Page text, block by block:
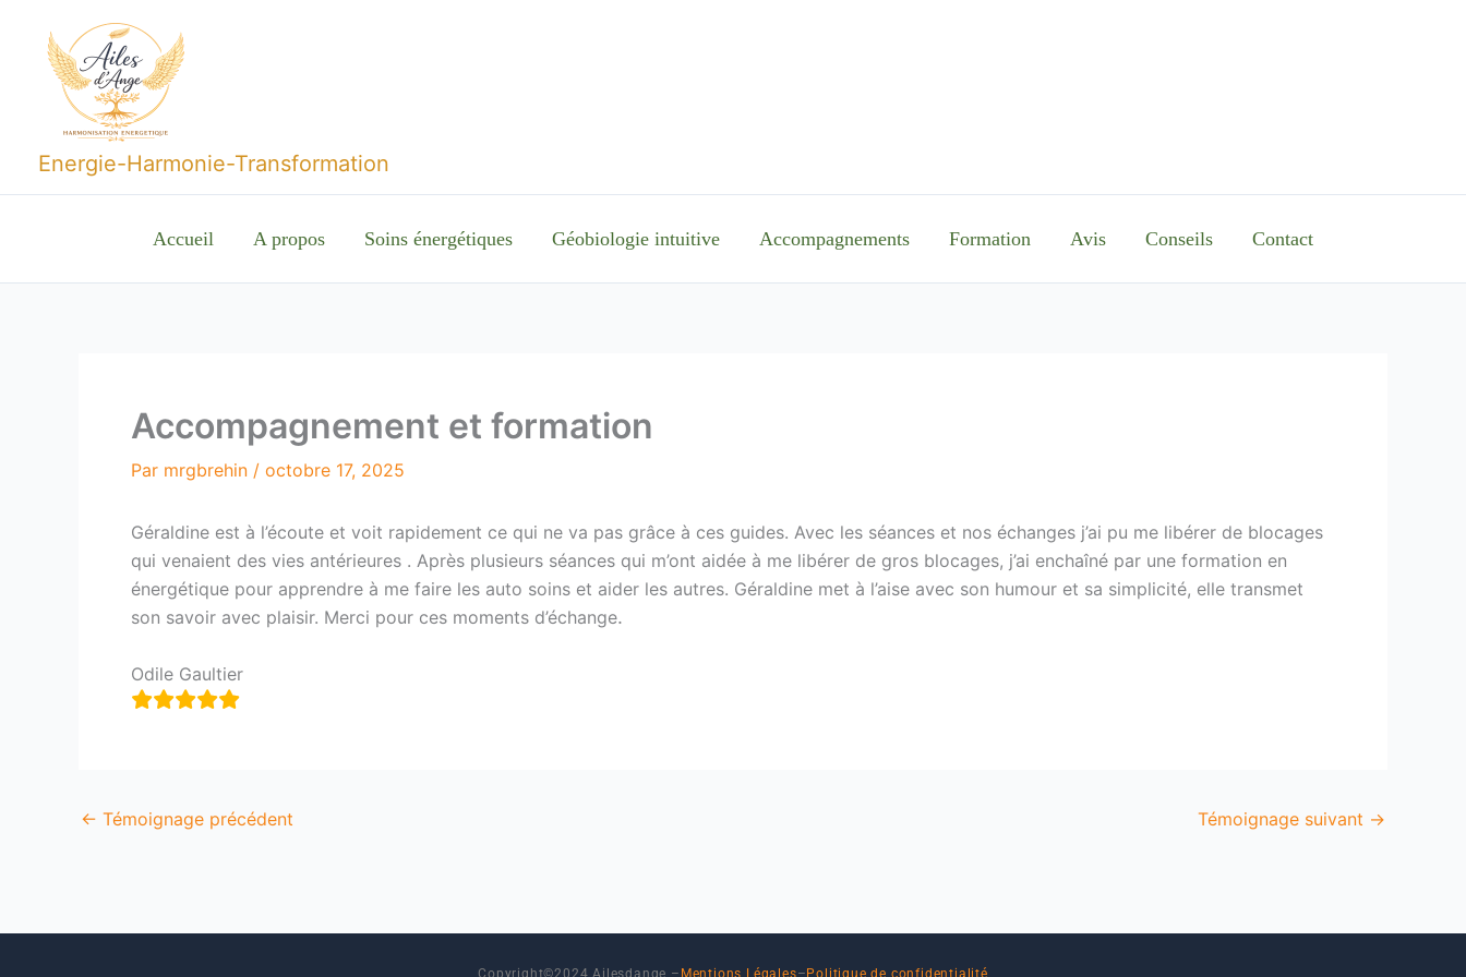
contenu
Energie-Harmonie-Transformation
Accueil A propos Soins énergétiques Géobiologie intuitive Accompagnements Formation Avis Conseils Contact
Accompagnement et formation
Par mrgbrehin / octobre 17, 2025
Géraldine est à l’écoute et voit rapidement ce qui ne va pas grâce à ces guides. Avec les séances et nos échanges j’ai pu me libérer de blocages
qui venaient des vies antérieures . Après plusieurs séances qui m’ont aidée à me libérer de gros blocages, j’ai enchaîné par une formation en
énergétique pour apprendre à me faire les auto soins et aider les autres. Géraldine met à l’aise avec son humour et sa simplicité, elle transmet
son savoir avec plaisir. Merci pour ces moments d’échange.
Odile Gaultier
← Témoignage précédent Témoignage suivant →
Copyright©2024 Ailesdange – Mentions Légales– Politique de confidentialité